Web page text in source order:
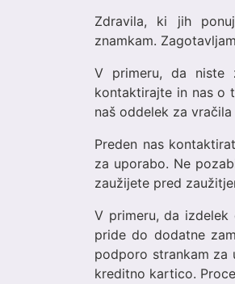
Zdravila, ki jih
znamkam.
V primeru, da niste
kontaktirajte in nas o
naš oddelek za
Preden nas
za uporabo. Ne
zaužijete pred
V primeru, da
pride do dodatne
podporo strankam za
kreditno kartico.